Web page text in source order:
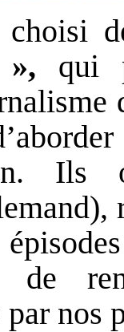
», qui
Ils
de
nos